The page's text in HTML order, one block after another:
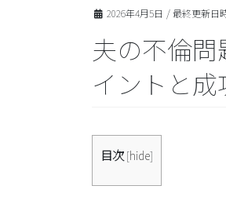
2026年4月5日 / 最終更新日
夫の不倫
イントと成
目次 [hide]